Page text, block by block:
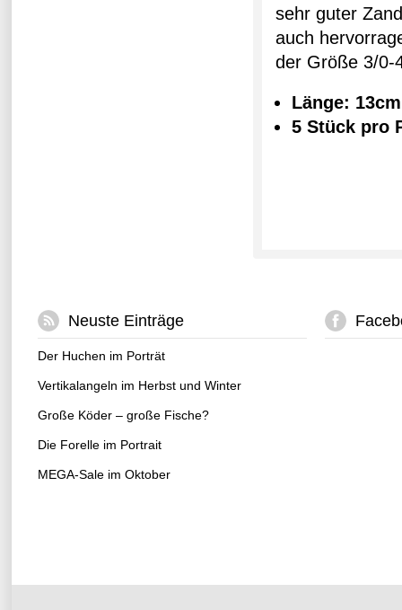
sehr guter
auch
der Größe 3/0-
Länge: 13cm
5 Stück pro
Neuste Einträge
Der Huchen im Porträt
Vertikalangeln im Herbst und Winter
Große Köder – große Fische?
Die Forelle im Portrait
MEGA-Sale im Oktober